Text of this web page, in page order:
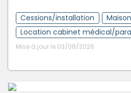
Cessions/installation
Location cabinet médical/
Mise à jour le 03/08/2026